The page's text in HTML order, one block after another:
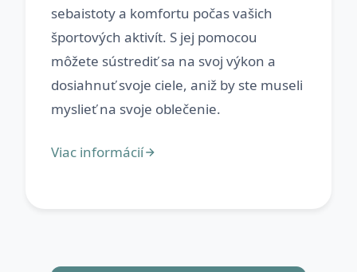
sebaistoty a komfortu počas vašich
športových aktivít. S jej pomocou
môžete sústrediť sa na svoj výkon a
dosiahnuť svoje ciele, aniž by ste museli